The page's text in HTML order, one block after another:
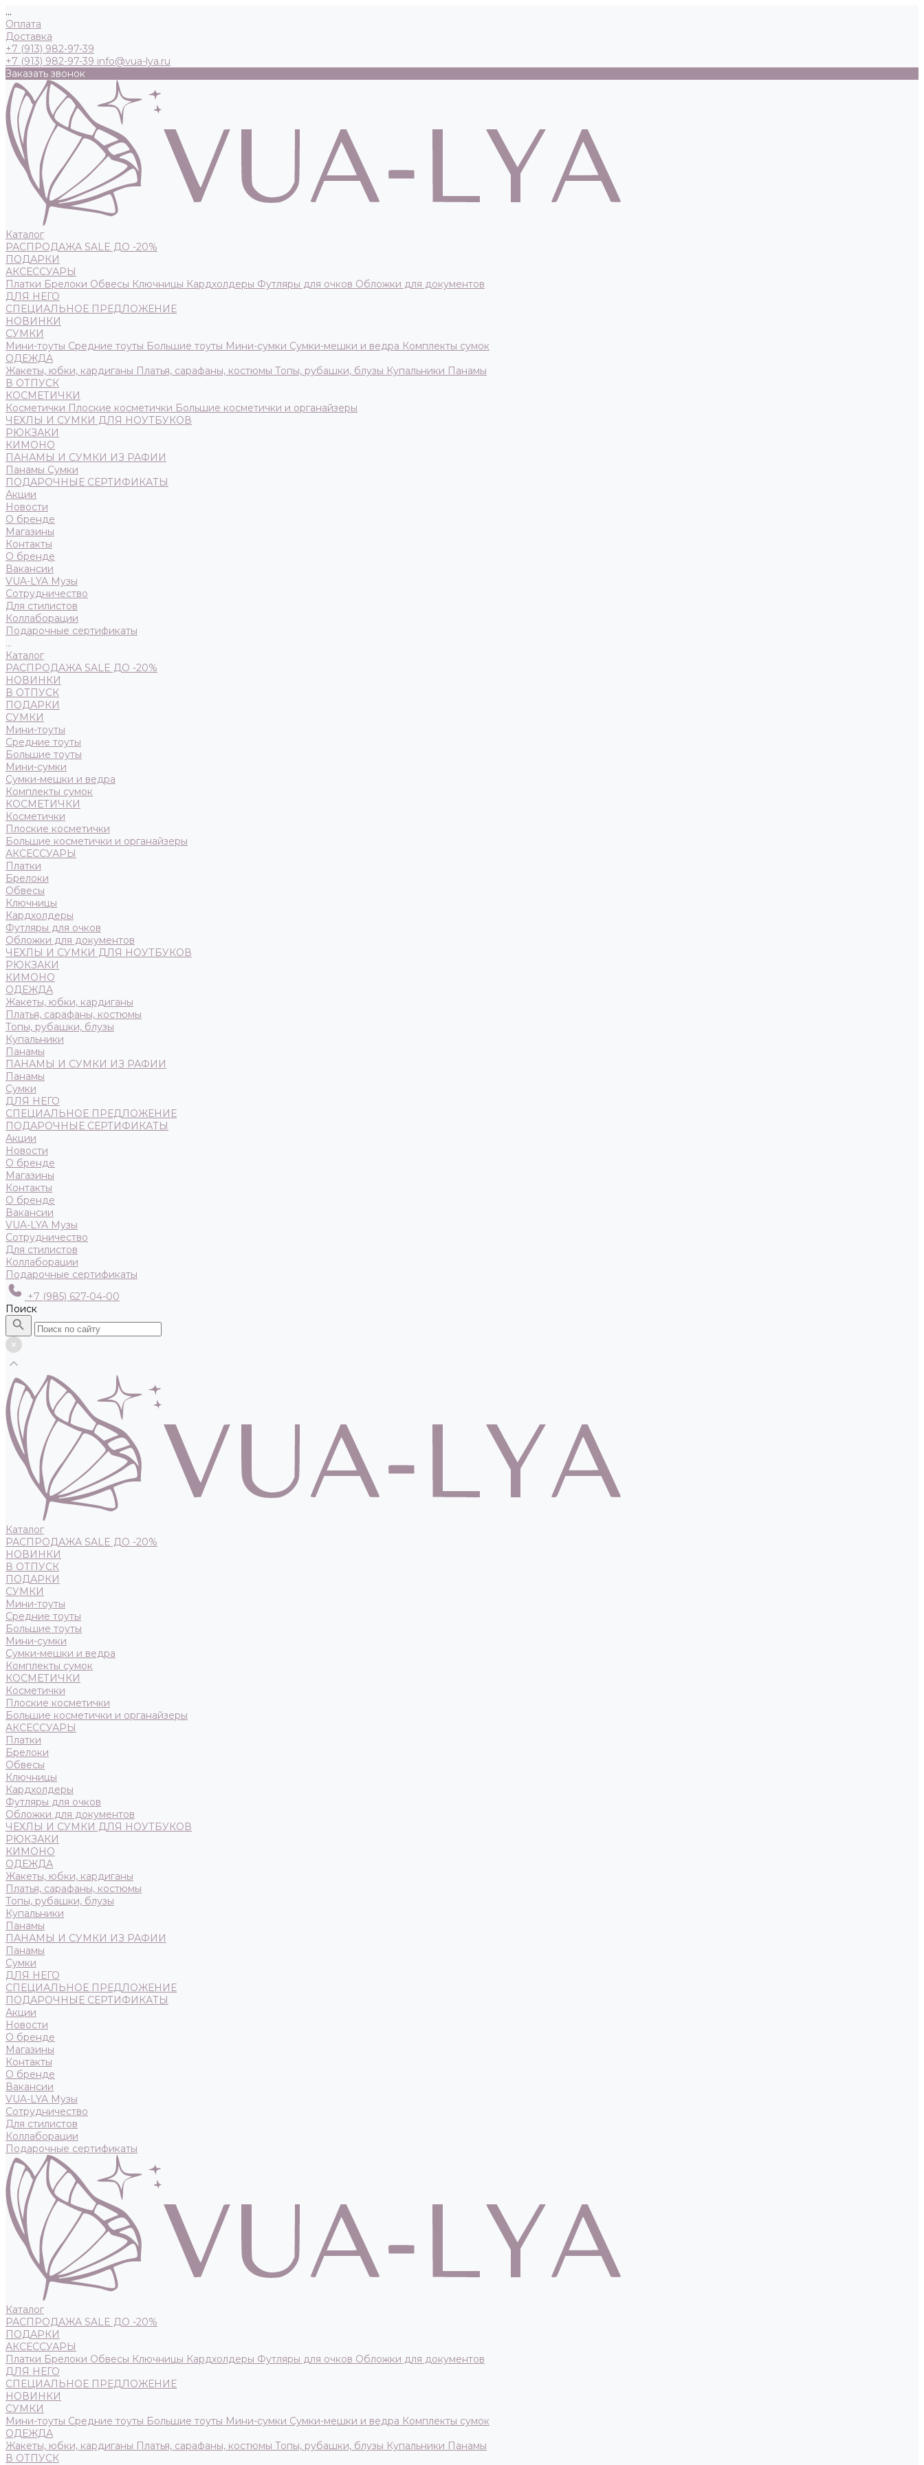
...
Оплата
Доставка
+7 (913) 982-97-39
+7 (913) 982-97-39 info@vua-lya.ru
Заказать звонок
Каталог
РАСПРОДАЖА SALE ДО -20%
ПОДАРКИ
АКСЕССУАРЫ
Платки Брелоки Обвесы Ключницы Кардхолдеры Футляры для очков Обложки для документов
ДЛЯ НЕГО
СПЕЦИАЛЬНОЕ ПРЕДЛОЖЕНИЕ
НОВИНКИ
СУМКИ
Мини-тоуты Средние тоуты Большие тоуты Мини-сумки Сумки-мешки и ведра Комплекты сумок
ОДЕЖДА
Жакеты, юбки, кардиганы Платья, сарафаны, костюмы Топы, рубашки, блузы Купальники Панамы
В ОТПУСК
КОСМЕТИЧКИ
Косметички Плоские косметички Большие косметички и органайзеры
ЧЕХЛЫ И СУМКИ ДЛЯ НОУТБУКОВ
РЮКЗАКИ
КИМОНО
ПАНАМЫ И СУМКИ ИЗ РАФИИ
Панамы Сумки
ПОДАРОЧНЫЕ СЕРТИФИКАТЫ
Акции
Новости
О бренде
Магазины
Контакты
О бренде
Вакансии
VUA-LYA Музы
Сотрудничество
Для стилистов
Коллаборации
Подарочные сертификаты
...
Каталог
РАСПРОДАЖА SALE ДО -20%
НОВИНКИ
В ОТПУСК
ПОДАРКИ
СУМКИ
Мини-тоуты
Средние тоуты
Большие тоуты
Мини-сумки
Сумки-мешки и ведра
Комплекты сумок
КОСМЕТИЧКИ
Косметички
Плоские косметички
Большие косметички и органайзеры
АКСЕССУАРЫ
Платки
Брелоки
Обвесы
Ключницы
Кардхолдеры
Футляры для очков
Обложки для документов
ЧЕХЛЫ И СУМКИ ДЛЯ НОУТБУКОВ
РЮКЗАКИ
КИМОНО
ОДЕЖДА
Жакеты, юбки, кардиганы
Платья, сарафаны, костюмы
Топы, рубашки, блузы
Купальники
Панамы
ПАНАМЫ И СУМКИ ИЗ РАФИИ
Панамы
Сумки
ДЛЯ НЕГО
СПЕЦИАЛЬНОЕ ПРЕДЛОЖЕНИЕ
ПОДАРОЧНЫЕ СЕРТИФИКАТЫ
Акции
Новости
О бренде
Магазины
Контакты
О бренде
Вакансии
VUA-LYA Музы
Сотрудничество
Для стилистов
Коллаборации
Подарочные сертификаты
+7 (985) 627-04-00
Поиск
Каталог
РАСПРОДАЖА SALE ДО -20%
НОВИНКИ
В ОТПУСК
ПОДАРКИ
СУМКИ
Мини-тоуты
Средние тоуты
Большие тоуты
Мини-сумки
Сумки-мешки и ведра
Комплекты сумок
КОСМЕТИЧКИ
Косметички
Плоские косметички
Большие косметички и органайзеры
АКСЕССУАРЫ
Платки
Брелоки
Обвесы
Ключницы
Кардхолдеры
Футляры для очков
Обложки для документов
ЧЕХЛЫ И СУМКИ ДЛЯ НОУТБУКОВ
РЮКЗАКИ
КИМОНО
ОДЕЖДА
Жакеты, юбки, кардиганы
Платья, сарафаны, костюмы
Топы, рубашки, блузы
Купальники
Панамы
ПАНАМЫ И СУМКИ ИЗ РАФИИ
Панамы
Сумки
ДЛЯ НЕГО
СПЕЦИАЛЬНОЕ ПРЕДЛОЖЕНИЕ
ПОДАРОЧНЫЕ СЕРТИФИКАТЫ
Акции
Новости
О бренде
Магазины
Контакты
О бренде
Вакансии
VUA-LYA Музы
Сотрудничество
Для стилистов
Коллаборации
Подарочные сертификаты
Каталог
РАСПРОДАЖА SALE ДО -20%
ПОДАРКИ
АКСЕССУАРЫ
Платки Брелоки Обвесы Ключницы Кардхолдеры Футляры для очков Обложки для документов
ДЛЯ НЕГО
СПЕЦИАЛЬНОЕ ПРЕДЛОЖЕНИЕ
НОВИНКИ
СУМКИ
Мини-тоуты Средние тоуты Большие тоуты Мини-сумки Сумки-мешки и ведра Комплекты сумок
ОДЕЖДА
Жакеты, юбки, кардиганы Платья, сарафаны, костюмы Топы, рубашки, блузы Купальники Панамы
В ОТПУСК